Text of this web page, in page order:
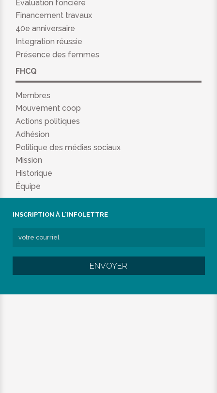
Évaluation foncière
Financement travaux
40e anniversaire
Integration réussie
Présence des femmes
FHCQ
Membres
Mouvement coop
Actions politiques
Adhésion
Politique des médias sociaux
Mission
Historique
Équipe
INSCRIPTION À L'INFOLETTRE
ENVOYER